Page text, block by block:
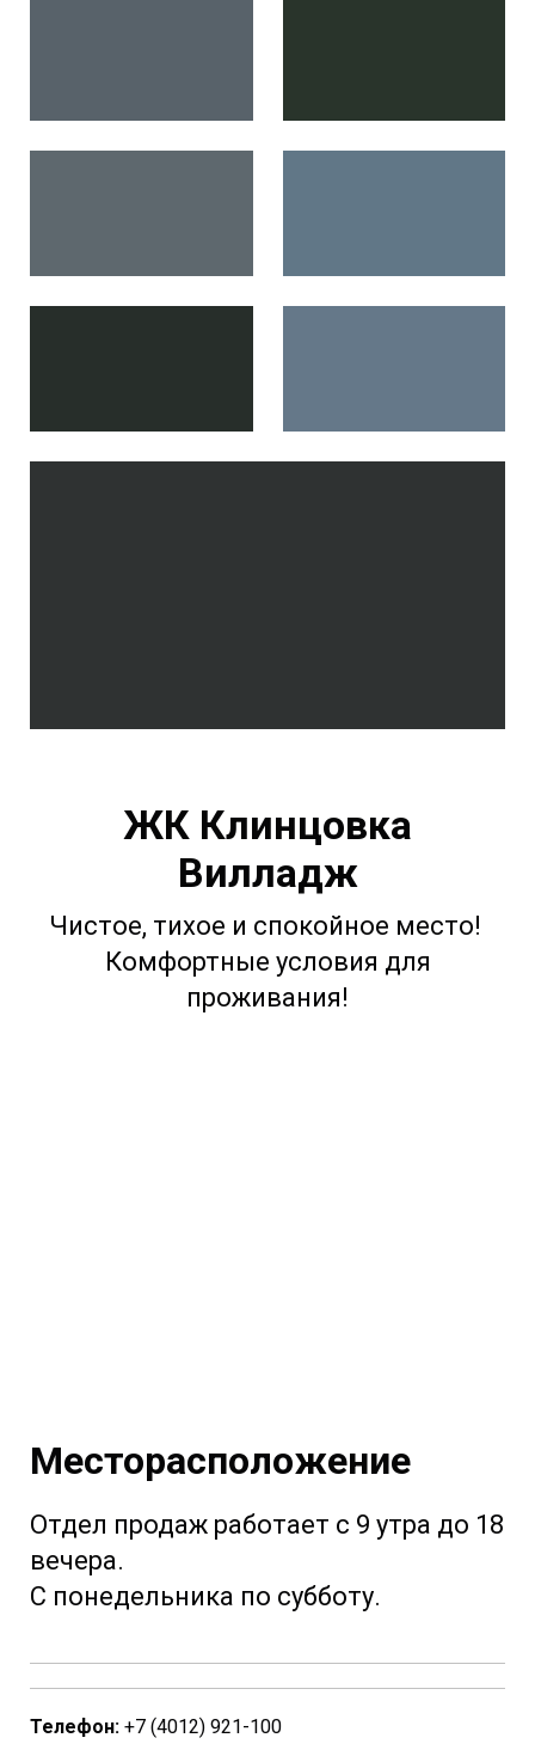
ЖК Клинцовка
Вилладж
Чистое, тихое и спокойное место!
Комфортные условия для
проживания!
Месторасположение
Отдел продаж работает с 9 утра до 18
вечера.
С понедельника по субботу.
Телефон: +7 (4012) 921-100